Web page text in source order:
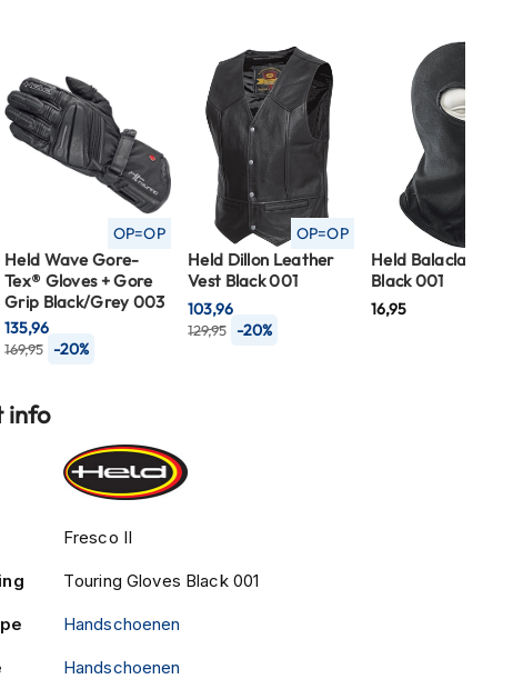
OP=OP
Held Wave Gore-
Tex® Gloves + Gore
Grip Black/Grey 003
169,95 -20%
135,96
OP=OP
Held Dillon Leather
Vest Black 001
129,95 -20%
103,96
Held Balaclava Silk
Black 001
16,95
info
Fresco II
Touring Gloves Black 001
Handschoenen
Handschoenen